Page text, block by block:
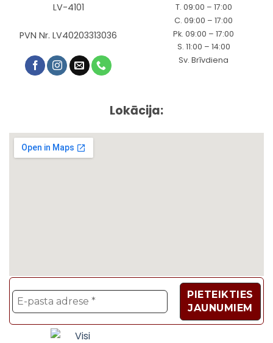
LV-4101
PVN Nr. LV40203313036
T. 09:00 – 17:00
C. 09:00 – 17:00
Pk. 09:00 – 17:00
S. 11:00 – 14:00
Sv. Brīvdiena
Lokācija: